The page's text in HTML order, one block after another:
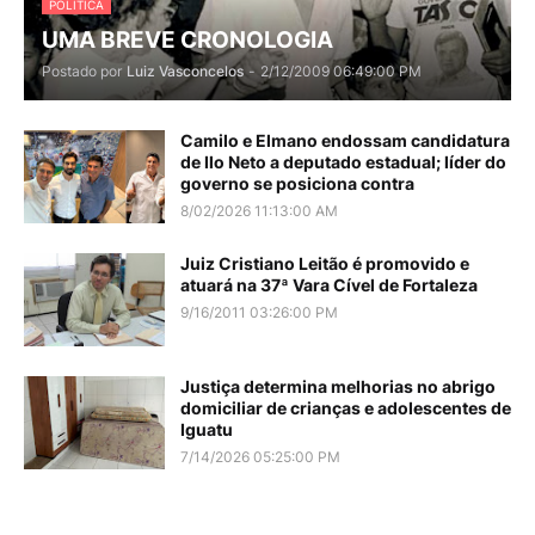
POLITICA
UMA BREVE CRONOLOGIA
Postado por Luiz Vasconcelos - 2/12/2009 06:49:00 PM
Camilo e Elmano endossam candidatura
de Ilo Neto a deputado estadual; líder do
governo se posiciona contra
8/02/2026 11:13:00 AM
Juiz Cristiano Leitão é promovido e
atuará na 37ª Vara Cível de Fortaleza
9/16/2011 03:26:00 PM
Justiça determina melhorias no abrigo
domiciliar de crianças e adolescentes de
Iguatu
7/14/2026 05:25:00 PM